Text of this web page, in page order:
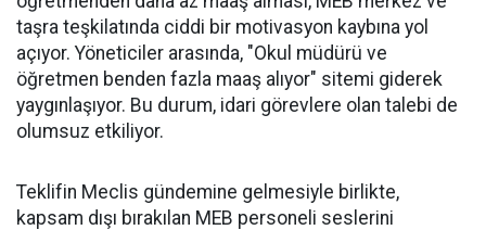
taşra teşkilatında ciddi bir motivasyon kaybına yol
açıyor. Yöneticiler arasında, "Okul müdürü ve
öğretmen benden fazla maaş alıyor" sitemi giderek
yaygınlaşıyor. Bu durum, idari görevlere olan talebi de
olumsuz etkiliyor.
Teklifin Meclis gündemine gelmesiyle birlikte,
kapsam dışı bırakılan MEB personeli seslerini